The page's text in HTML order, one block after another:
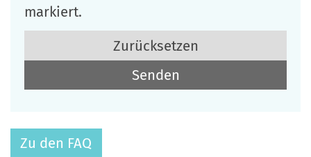
markiert.
Zurücksetzen
Zu den FAQ